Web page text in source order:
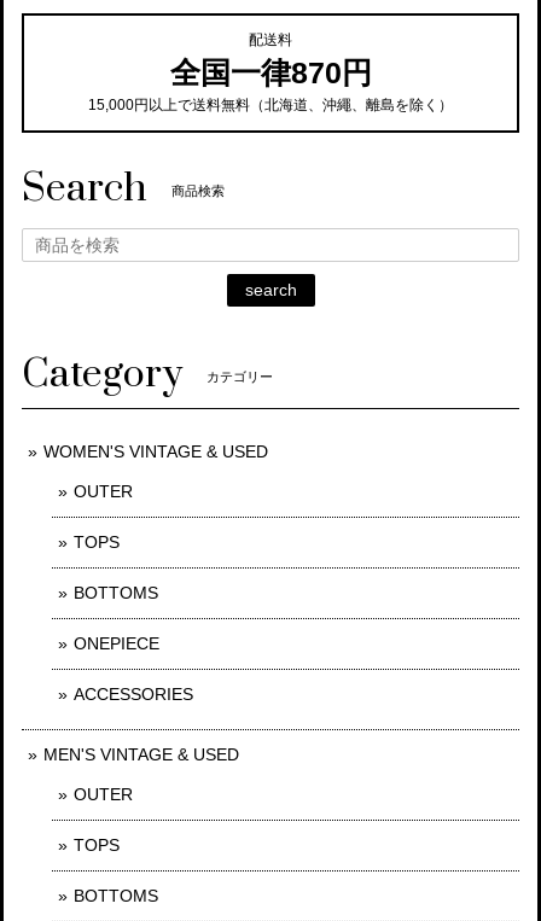
配送料
全国一律870円
15,000円以上で送料無料（北海道、沖繩、離島を除く）
Search 商品検索
search
Category カテゴリー
WOMEN'S VINTAGE & USED
OUTER
TOPS
BOTTOMS
ONEPIECE
ACCESSORIES
MEN'S VINTAGE & USED
OUTER
TOPS
BOTTOMS